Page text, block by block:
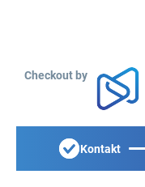
Checkout by
Kontakt